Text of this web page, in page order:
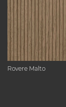
Rovere Malto